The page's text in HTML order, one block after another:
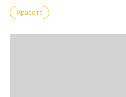
Красота